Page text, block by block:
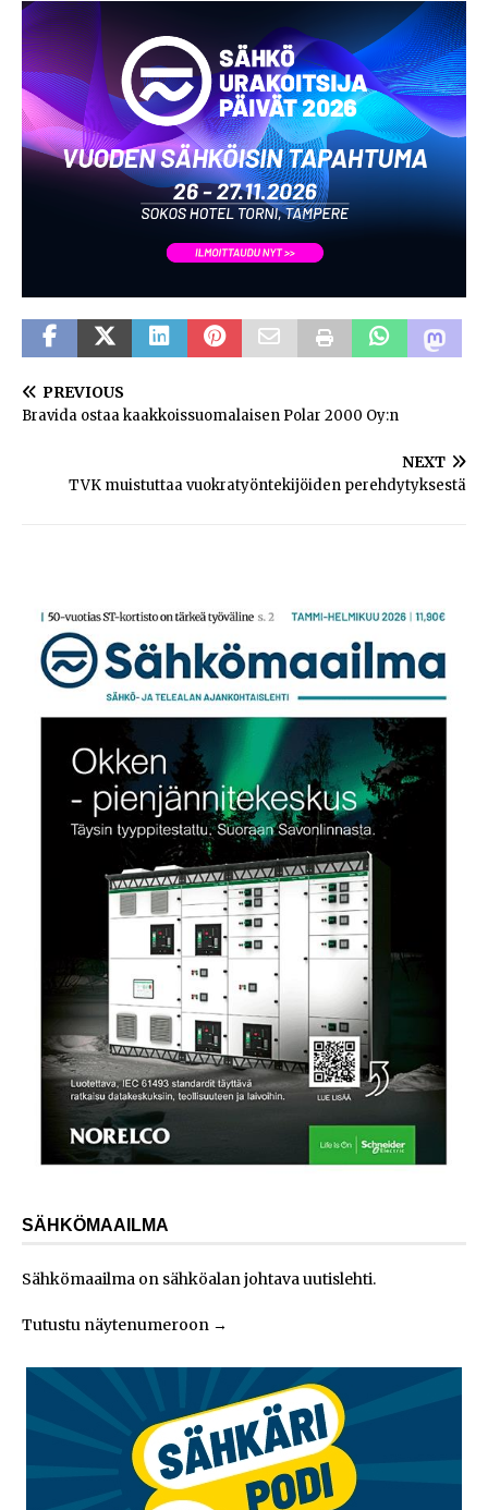
PREVIOUS
Bravida ostaa kaakkoissuomalaisen Polar 2000 Oy:n
NEXT
TVK muistuttaa vuokratyöntekijöiden perehdytyksestä
SÄHKÖMAAILMA
Sähkömaailma on sähköalan johtava uutislehti.
Tutustu näytenumeroon →